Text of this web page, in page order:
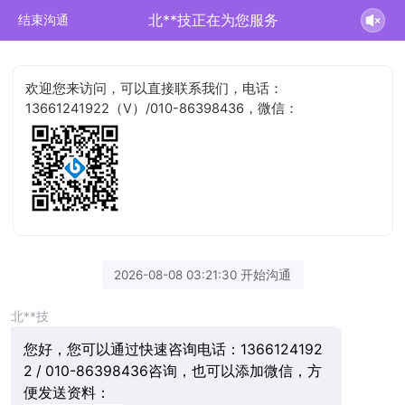
结束沟通 北**技正在为您服务
欢迎您来访问，可以直接联系我们，电话：
13661241922（V）/010-86398436，微信：
2026-08-08 03:21:30 开始沟通
北**技
您好，您可以通过快速咨询电话：1366124192
2 / 010-86398436咨询，也可以添加微信，方
便发送资料：